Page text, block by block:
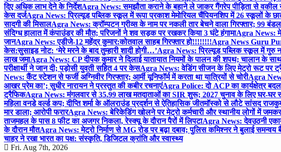
दिए अधिक लाभ देने के निर्देशAgra News: समझौता कराने के बहाने ले जाकर गैंगरेप पीड़िता से वकील ने
केस दर्जAgra News: प्रिल्यूड पब्लिक स्कूल में रूपा प्रकाश मेमोरियल चैंपियनशिप में 26 स्कूलों के
सादगी की मिसालAgra News: क्रॉम्पटन ग्रीव्स के नाम पर नकली तार बेचने वाला गिरफ्तार; 99
संदिग्ध हालात में कंपाउंडर की मौत; परिजनों ने शव सड़क पर रखकर किया 3 घंटे हंगामाAgra News:
जानAgra News: एडीजे-12 महेंद्र कुमार:कोतवाल साहब गिरफ्तार हो!!!!!!!!Agra News Guru
केस:सुसाइड नोट: ‘मेरे मरने के बाद तुम्हारी शादी होगी…’Agra News: प्रिल्यूड पब्लिक स्कूल में गुरु
लाख जमाAgra News: CP दीपक कुमार ने दिलाई यातायात नियमों के पालन की शपथ; चालान के
परीक्षार्थी ने जान दी; पड़ोसी युवती सहित 4 पर केसAgra News: वेडिंग सीजन के लिए मेट्रो रूट पर
News: कैंट स्टेशन से फर्जी अग्निवीर गिरफ्तार; आर्मी यूनिफॉर्म में करता था यात्रियों से चोरीAgra
आखर प्रेम का’; सुधीर नारायन ने प्रस्तुत की कबीर रचनाएंAgra Police: दो ACP का कार्यक्षेत्र
ट्रैफिकAgra News: मंगलवार से 35.99 लाख मतदाताओं का SIR शुरू; 2027 चुनाव के लिए घर-घर
महिला वनडे वर्ल्ड कप; दीप्ति शर्मा के ऑलराउंड प्रदर्शन से ऐतिहासिक जीतमॉस्को से लौटे सांसद
मार डाला; आरोपी फरारAgra News: बेरिकेडिंग खोलने पर मेट्रो कर्मचारी और स्थानीय लोगों में जमकर
ताजमहल के पास 8 फीट का अजगर निकला, रेस्क्यू के दौरान पैरों में लिपटाAgra News: देवउठनी
के दौरान मौतAgra News: मेट्रो निर्माण से MG रोड पर बढ़ा दबाव; पुलिस कमिश्नर ने बुलाई समन्वय
चाहर ने रखा भारत का पक्ष: संस्कृति, डिजिटल क्रांति और स्वास्थ्य
Fri. Aug 7th, 2026